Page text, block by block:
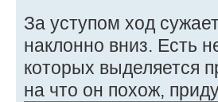
За уступом ход
наклонно вниз. Есть
которых выделяется
на что он похож,